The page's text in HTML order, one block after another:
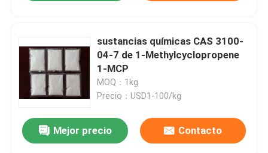
sustancias químicas CAS 3100-
04-7 de 1-Methylcyclopropene
1-MCP
MOQ：1kg
Precio：USD1-100/kg
Mejor precio Contacto